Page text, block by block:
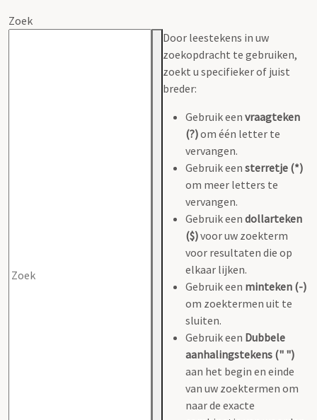
Zoek
Door leestekens in uw
zoekopdracht te gebruiken,
zoekt u specifieker of juist
breder:
Gebruik een vraagteken
(?)om één letter te
vervangen.
Gebruik een sterretje (*)
om meer letters te
vervangen.
Gebruik een dollarteken
($)voor uw zoekterm
voor resultaten die op
elkaar lijken.
Gebruik een minteken (-)
om zoektermen uit te
sluiten.
Gebruik een Dubbele
aanhalingstekens (" ")
aan het begin en einde
van uw zoektermen om
naar de exacte